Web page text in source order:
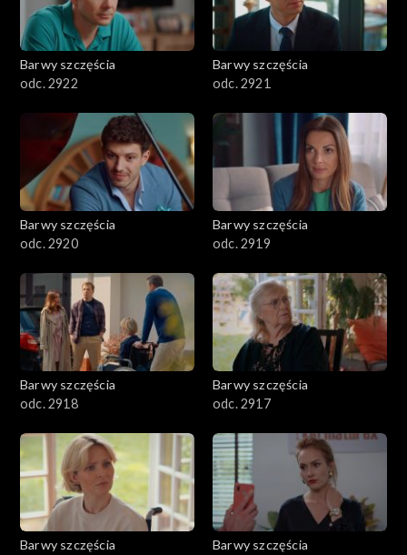
Barwy szczęścia
odc. 2922
Barwy szczęścia
odc. 2921
Barwy szczęścia
odc. 2920
Barwy szczęścia
odc. 2919
Barwy szczęścia
odc. 2918
Barwy szczęścia
odc. 2917
Barwy szczęścia
Barwy szczęścia